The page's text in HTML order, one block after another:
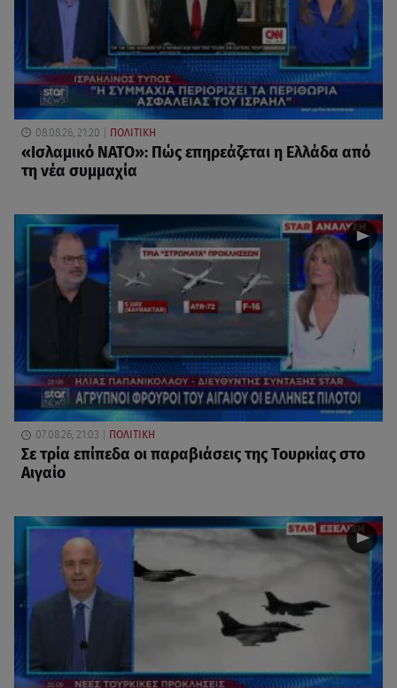
08.08.26, 21:20 ΠΟΛΙΤΙΚΗ
«Ισλαμικό ΝΑΤΟ»: Πώς επηρεάζεται η Ελλάδα από
τη νέα συμμαχία
07.08.26, 21:03 ΠΟΛΙΤΙΚΗ
Σε τρία επίπεδα οι παραβιάσεις της Τουρκίας στο
Αιγαίο